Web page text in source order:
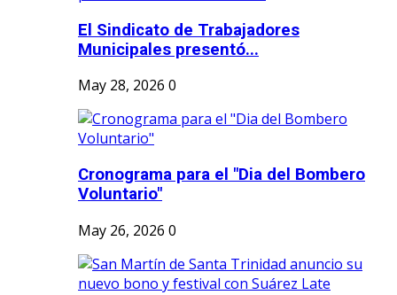
El Sindicato de Trabajadores
Municipales presentó...
May 28, 2026 0
Cronograma para el "Dia del Bombero
Voluntario"
May 26, 2026 0